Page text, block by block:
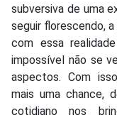
subversiva de uma
seguir florescendo,
com essa
impossível não se
aspectos. Com
mais uma chance,
cotidiano nos